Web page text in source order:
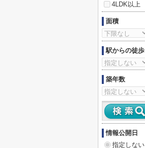
4LDK以上
面積
駅からの徒歩
築年数
情報公開日
指定しない